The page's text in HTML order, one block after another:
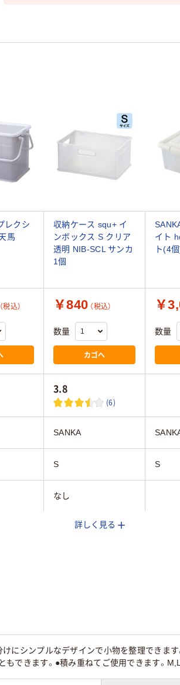
レクシ
馬
収納ケース squ+ イ
ンボックス S クリア
透明 NIB-SCL サンカ
1個
イト
ト(4
（税込） ￥840 （税込）
数量
カゴへ
￥
数量
3.8
(6)
SANKA
S S
なし
クリア(透明・半透明)
詳しく見る
にシンプルなデザインで小物を整理できま
もできます。●積み重ねてご使用できます。